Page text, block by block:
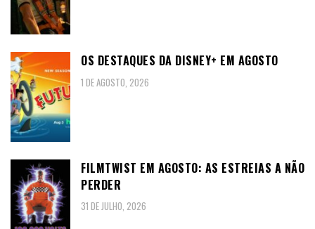
OS DESTAQUES DA DISNEY+ EM AGOSTO
1 DE AGOSTO, 2026
FILMTWIST EM AGOSTO: AS ESTREIAS A NÃO
PERDER
31 DE JULHO, 2026